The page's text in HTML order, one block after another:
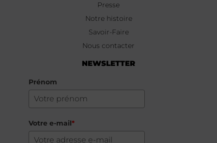
Presse
Notre histoire
Savoir-Faire
Nous contacter
NEWSLETTER
Prénom
Votre e-mail*